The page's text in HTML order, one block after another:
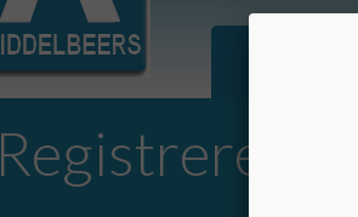
Registreren